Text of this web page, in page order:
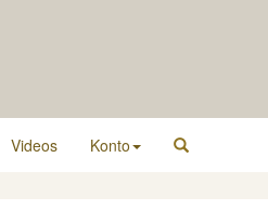
Videos Konto